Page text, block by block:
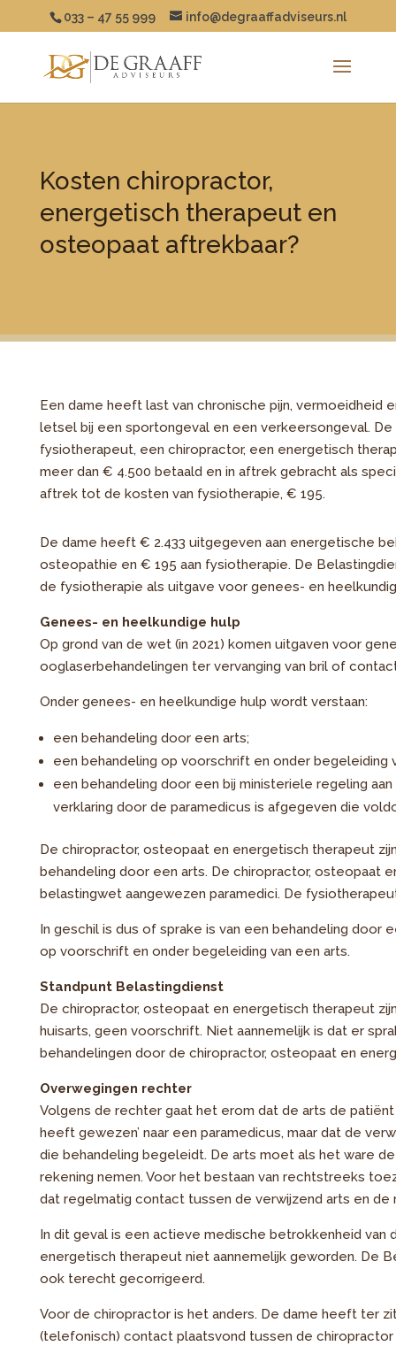
033 – 47 55 999 info@degraaffadviseurs.nl
Kosten chiropractor,
energetisch therapeut en
osteopaat aftrekbaar?
Een dame heeft last van chronische pijn,
letsel bij een sportongeval en een verkeersongeval.
fysiotherapeut, een chiropractor, een energetisch
meer dan € 4.500 betaald en in aftrek gebracht als
aftrek tot de kosten van fysiotherapie, € 195.
De dame heeft € 2.433 uitgegeven aan energetische
osteopathie en € 195 aan fysiotherapie. De
de fysiotherapie als uitgave voor genees- en
Genees- en heelkundige hulp
Op grond van de wet (in 2021) komen uitgaven voor
ooglaserbehandelingen ter vervanging van bril of
Onder genees- en heelkundige hulp wordt verstaan:
een behandeling door een arts;
een behandeling op voorschrift en onder begeleiding
een behandeling door een bij ministeriele regeling
verklaring door de paramedicus is afgegeven die
De chiropractor, osteopaat en energetisch therapeut
behandeling door een arts. De chiropractor, osteopaat
belastingwet aangewezen paramedici. De
In geschil is dus of sprake is van een behandeling
op voorschrift en onder begeleiding van een arts.
Standpunt Belastingdienst
De chiropractor, osteopaat en energetisch therapeut
huisarts, geen voorschrift. Niet aannemelijk is dat er
behandelingen door de chiropractor, osteopaat en
Overwegingen rechter
Volgens de rechter gaat het erom dat de arts de
heeft gewezen’ naar een paramedicus, maar dat de
die behandeling begeleidt. De arts moet als het ware
rekening nemen. Voor het bestaan van rechtstreeks
dat regelmatig contact tussen de verwijzend arts en
In dit geval is een actieve medische betrokkenheid
energetisch therapeut niet aannemelijk geworden. De
ook terecht gecorrigeerd.
Voor de chiropractor is het anders. De dame heeft ter
(telefonisch) contact plaatsvond tussen de